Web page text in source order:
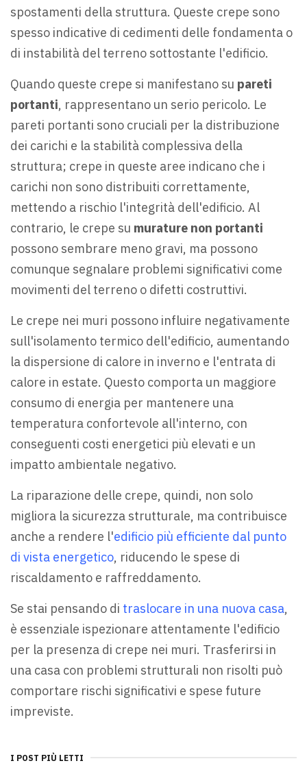
spostamenti della struttura. Queste crepe sono
spesso indicative di cedimenti delle fondamenta o
di instabilità del terreno sottostante l'edificio.
Quando queste crepe si manifestano su pareti
portanti, rappresentano un serio pericolo. Le
pareti portanti sono cruciali per la distribuzione
dei carichi e la stabilità complessiva della
struttura; crepe in queste aree indicano che i
carichi non sono distribuiti correttamente,
mettendo a rischio l'integrità dell'edificio. Al
contrario, le crepe su murature non portanti
possono sembrare meno gravi, ma possono
comunque segnalare problemi significativi come
movimenti del terreno o difetti costruttivi.
Le crepe nei muri possono influire negativamente
sull'isolamento termico dell'edificio, aumentando
la dispersione di calore in inverno e l'entrata di
calore in estate. Questo comporta un maggiore
consumo di energia per mantenere una
temperatura confortevole all'interno, con
conseguenti costi energetici più elevati e un
impatto ambientale negativo.
La riparazione delle crepe, quindi, non solo
migliora la sicurezza strutturale, ma contribuisce
anche a rendere l'edificio più efficiente dal punto
di vista energetico, riducendo le spese di
riscaldamento e raffreddamento.
Se stai pensando di traslocare in una nuova casa,
è essenziale ispezionare attentamente l'edificio
per la presenza di crepe nei muri. Trasferirsi in
una casa con problemi strutturali non risolti può
comportare rischi significativi e spese future
impreviste.
I POST PIÙ LETTI